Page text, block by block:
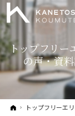
トップフリ
の声・資
ホーム
トップフリーエ